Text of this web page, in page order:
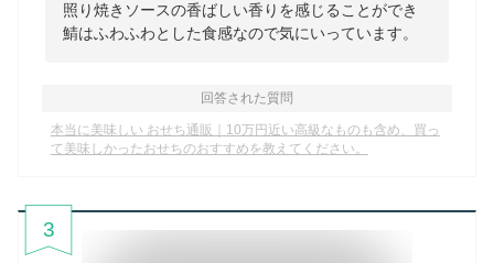
照り焼きソースの香ばしい香りを感じることができ
鯖はふわふわとした食感なので気にいっています。
回答された質問
本当に美味しい おせち通販｜10万円近い高級なものも含め、買っ
て美味しかったおせちのおすすめを教えてください。
3